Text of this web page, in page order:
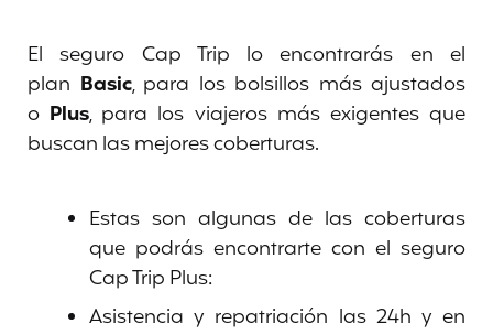
El seguro Cap Trip lo encontrarás en el
plan Basic, para los bolsillos más ajustados
o Plus, para los viajeros más exigentes que
buscan las mejores coberturas.
Estas son algunas de las coberturas
que podrás encontrarte con el seguro
Cap Trip Plus:
Asistencia y repatriación las 24h y en